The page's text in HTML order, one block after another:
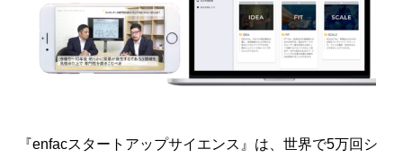
『enfacスタートアップサイエンス』は、 世界で5万回シ